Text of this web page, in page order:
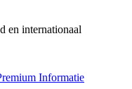
en internationaal
Informatie